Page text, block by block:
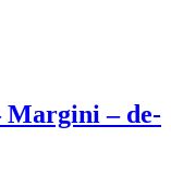
Margini – de-